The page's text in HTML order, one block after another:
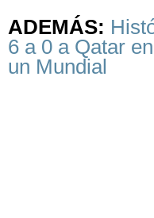
ADEMÁS:
6 a 0 a Qatar
un Mundial